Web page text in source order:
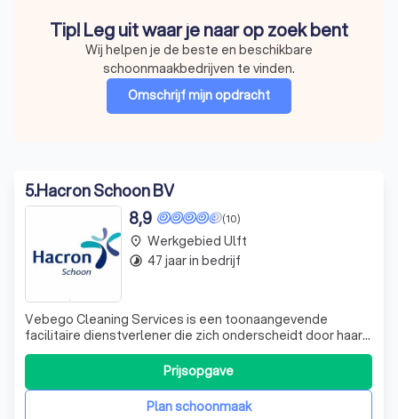
Tip! Leg uit waar je naar op zoek bent
Wij helpen je de beste en beschikbare
schoonmaakbedrijven te vinden.
Omschrijf mijn opdracht
5.Hacron Schoon BV
(10)
8,9
Vebego Cleaning Services is een toonaangevende
facilitaire dienstverlener die zich onderscheidt door haar
expertise in hygiëne en schoonbeleving. Wij geloven in het
leveren van 'Great Work' en streven ernaar om elke dag
beter te zijn voor onze klanten en medewerkers. Onze
aanpak is doelgericht en prPlan schoonmaak
Prijsopgave
place Werkgebied Ulft
timelapse 47 jaar in bedrijf